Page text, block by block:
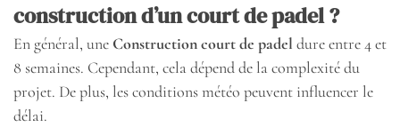
construction d’un court de padel ?
En général, une Construction court de padel dure entre 4 et
8 semaines. Cependant, cela dépend de la complexité du
projet. De plus, les conditions météo peuvent influencer le
délai.